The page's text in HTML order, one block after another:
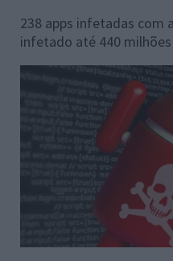
238 apps infetadas com
infetado até 440